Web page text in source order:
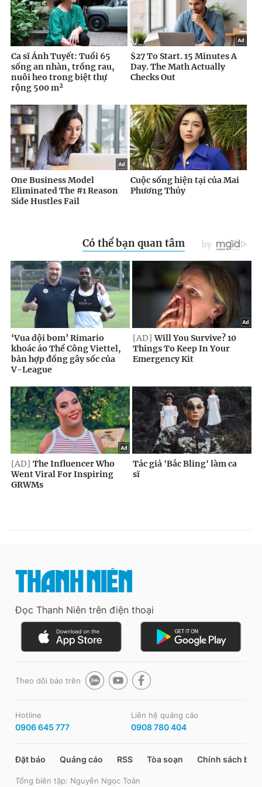
Đọc Thanh Niên trên điện thoại
Theo dõi báo trên
Hotline
0906 645 777
Liên hệ quảng cáo
0908 780 404
Đặt báo Quảng cáo RSS Tòa soạn Chính sách bảo
Tổng biên tập: Nguyễn Ngọc Toàn